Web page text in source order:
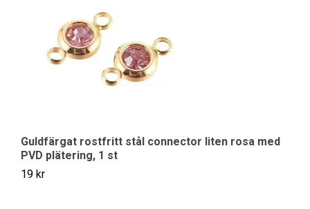
Guldfärgat rostfritt stål connector liten rosa med
PVD plätering, 1 st
19 kr